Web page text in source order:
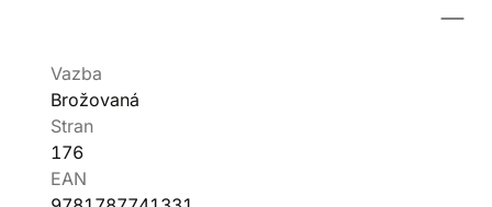
Vazba
Brožovaná
Stran
176
EAN